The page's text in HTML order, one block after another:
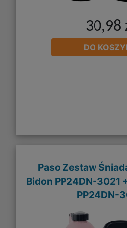
30,98
DO
Paso Zestaw
Bidon PP24DN-3021
PP24DN-